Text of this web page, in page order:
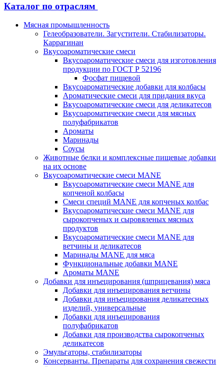
Каталог по отраслям
Мясная промышленность
Гелеобразователи. Загустители. Стабилизаторы.
Каррагинан
Вкусоароматические смеси
Вкусоароматические смеси для изготовления
продукции по ГОСТ Р 52196
Фосфат пищевой
Вкусоароматические добавки для колбасы
Ароматические смеси для придания вкуса
Вкусоароматические смеси для деликатесов
Вкусоароматические смеси для мясных
полуфабрикатов
Ароматы
Маринады
Соусы
Животные белки и комплексные пищевые добавки
на их основе
Вкусоароматические смеси MANE
Вкусоароматические смеси MANE для
копченой колбасы
Смеси специй MANE для копченых колбас
Вкусоароматические смеси MANE для
сырокопченых и сыровяленых мясных
продуктов
Вкусоароматические смеси MANE для
ветчины и деликатесов
Маринады MANE для мяса
Функциональные добавки MANE
Ароматы MANE
Добавки для инъецирования (шприцевания) мяса
Добавки для инъецирования ветчины
Добавки для инъецирования деликатесных
изделий, универсальные
Добавки для инъецирования
полуфабрикатов
Добавки для производства сырокопченых
деликатесов
Эмульгаторы, стабилизаторы
Консерванты. Препараты для сохранения свежести